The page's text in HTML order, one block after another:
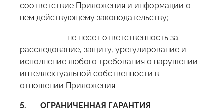
соответствие Приложения и информации о
нем действующему законодательству;
- не несет ответственность за
расследование, защиту, урегулирование и
исполнение любого требования о нарушении
интеллектуальной собственности в
отношении Приложения.
5. ОГРАНИЧЕННАЯ ГАРАНТИЯ